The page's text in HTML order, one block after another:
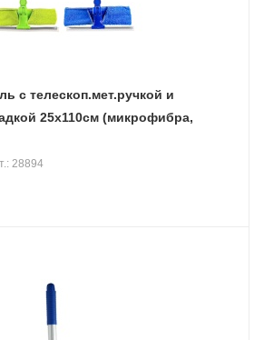
с телескоп.мет.ручкой и
25х110см (микрофибра,
28894